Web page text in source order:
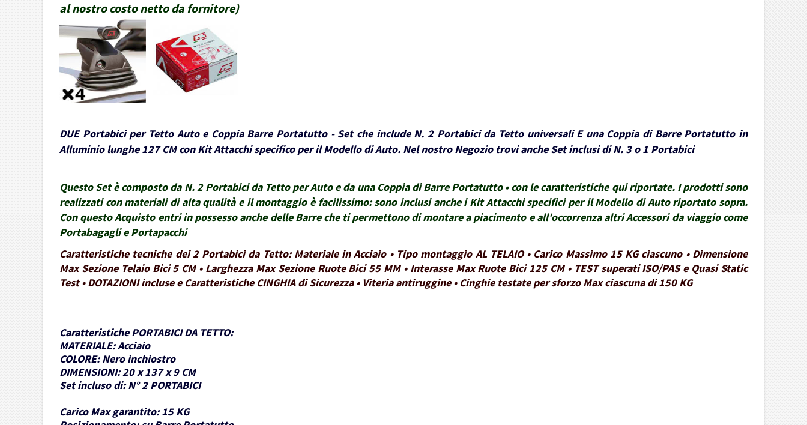
al nostro costo netto da fornitore)
DUE Portabici per Tetto Auto e Coppia Barre Portatutto - Set che include N. 2 Portabici da Tetto universali E una Coppia di Barre Portatutto in
Alluminio lunghe 127 CM con Kit Attacchi specifico per il Modello di Auto. Nel nostro Negozio trovi anche Set inclusi di N. 3 o 1 Portabici
Questo Set è composto da N. 2 Portabici da Tetto per Auto e da una Coppia di Barre Portatutto • con le caratteristiche qui riportate. I prodotti sono
realizzati con materiali di alta qualità e il montaggio è facilissimo: sono inclusi anche i Kit Attacchi specifici per il Modello di Auto riportato sopra.
Con questo Acquisto entri in possesso anche delle Barre che ti permettono di montare a piacimento e all'occorrenza altri Accessori da viaggio come
Portabagagli e Portapacchi
Caratteristiche tecniche dei 2 Portabici da Tetto: Materiale in Acciaio • Tipo montaggio AL TELAIO • Carico Massimo 15 KG ciascuno • Dimensione
Max Sezione Telaio Bici 5 CM • Larghezza Max Sezione Ruote Bici 55 MM • Interasse Max Ruote Bici 125 CM • TEST superati ISO/PAS e Quasi Static
Test • DOTAZIONI incluse e Caratteristiche CINGHIA di Sicurezza • Viteria antiruggine • Cinghie testate per sforzo Max ciascuna di 150 KG
Caratteristiche PORTABICI DA TETTO:
MATERIALE:Acciaio
COLORE: Nero inchiostro
DIMENSIONI:20 x 137 x 9 CM
Set incluso di: N° 2 PORTABICI
Carico Max garantito: 15 KG